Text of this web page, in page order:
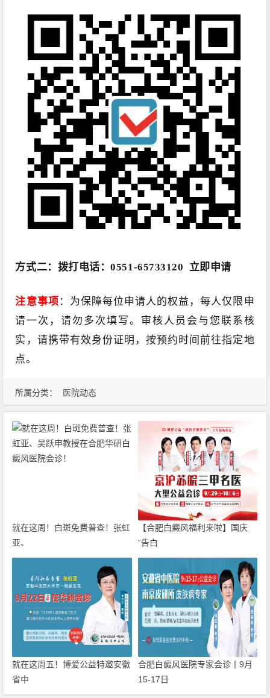
所属分类： 医院动态
方式二：拨打电话：0551-65733120 立即申请
注意事项：为保障每位申请人的权益，每人仅限申
请一次，请勿多次填写。审核人员会与您联系核
实，请携带有效身份证明，按预约时间前往指定地
点。
就在这周！白斑免费普查！张虹
亚、
【合肥白癜风福利来啦】国庆
“告白
就在这周五！博爱公益特邀安徽
省中
合肥白癜风医院专家会诊丨9月
15-17日